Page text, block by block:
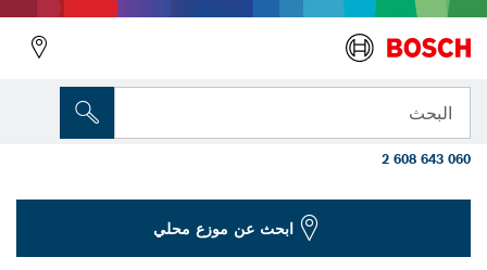
البحث
المتغير الذي اخترته
شفرة المنشار الدائري EXPERT Steel مقاس
305 x‏ 2.6/2.2 x‏ 25.4 ملم، T60
2 608 643 060
ابحث عن موزع محلي